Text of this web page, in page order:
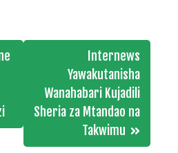
Internews
Yawakutanisha
Wanahabari Kujadili
Sheria za Mtandao na
Takwimu